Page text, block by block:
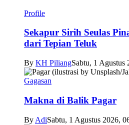
Profile
Sekapur Sirih Seulas
dari Tepian Teluk
By KH PiliangSabtu, 1 Agustus
Gagasan
Makna di Balik Pagar
By AdiSabtu, 1 Agustus 2026,